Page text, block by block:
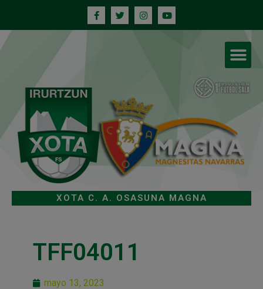
XOTA C. A. OSASUNA MAGNA
TFF04011
mayo 13, 2023